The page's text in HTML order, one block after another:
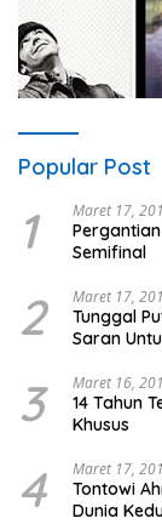
Popular Post
1 Maret 17,
Semifinal
2 Maret 17,
Tunggal
Saran
3 Maret 16,
14 Tahun
Khusus
4 Maret 17,
Tontowi
Dunia